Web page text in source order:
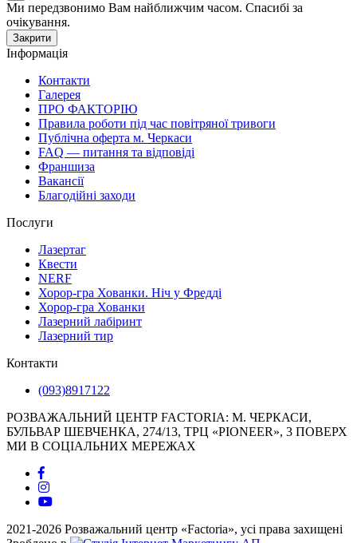
Ми передзвонимо Вам найближчим часом. Спасибі за
очікування.
Закрити
Інформація
Контакти
Галерея
ПРО ФАКТОРІЮ
Правила роботи під час повітряної тривоги
Публічна оферта м. Черкаси
FAQ — питання та відповіді
Франшиза
Вакансії
Благодійні заходи
Послуги
Лазертаг
Квести
NERF
Хорор-гра Хованки. Ніч у Фредді
Хорор-гра Хованки
Лазерний лабіринт
Лазерний тир
Контакти
(093)8917122
РОЗВАЖАЛЬНИЙ ЦЕНТР FACTORIA: М. ЧЕРКАСИ,
БУЛЬВАР ШЕВЧЕНКА, 274/13, ТРЦ «PIONEER», 3 ПОВЕРХ
МИ В СОЦІАЛЬНИХ МЕРЕЖАХ
2021-2026 Розважальний центр «Factoria», усі права захищені